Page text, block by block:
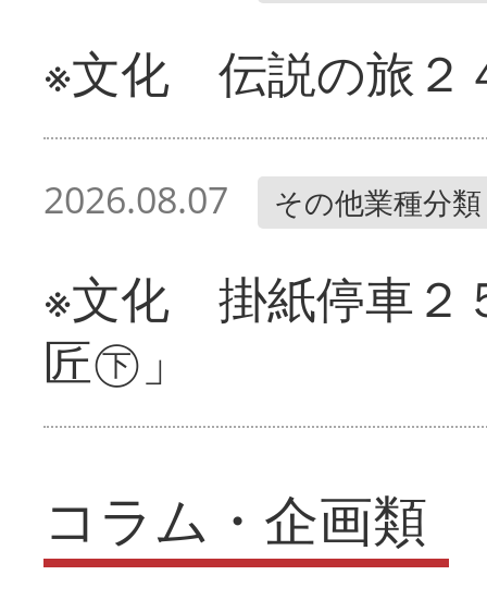
※文化 伝説の旅２
2026.08.07 その他業種分類
※文化 掛紙停車２
匠㊦」
コラム・企画類